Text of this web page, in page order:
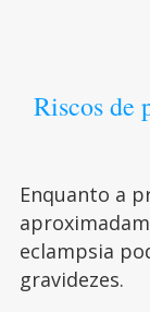
Riscos de
Enquanto a
eclampsia
gravidezes.